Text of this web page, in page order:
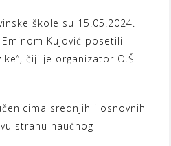
škole su 15.05.2024.
Kujović posetili
čiji je organizator O.Š
srednjih i osnovnih
stranu naučnog